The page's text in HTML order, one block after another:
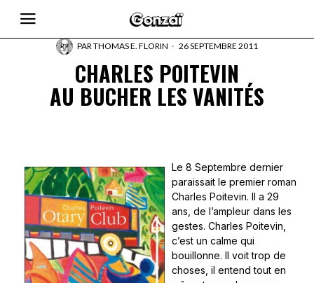
PARTHOMAS E. FLORIN 26 SEPTEMBRE 2011
CHARLES POITEVIN
AU BUCHER LES VANITÉS
Le 8 Septembre dernier
paraissait le premier roman
Charles Poitevin. Il a 29
ans, de l’ampleur dans les
gestes. Charles Poitevin,
c’est un calme qui
bouillonne. Il voit trop de
choses, il entend tout en